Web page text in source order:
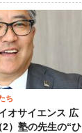
ち
オサイエンス 広
）塾の先生の“ひ